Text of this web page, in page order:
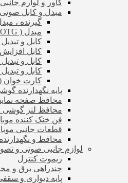
کاور و لوازم
مبدل و کابل
گیرنده ،
مبدل ( OTG )
کابل و تبدیل AUX
کابل
کابل و تبدیل OTG
کابل و تبدیل HDMI
کارت خوان
پایه نگهدارنده
محافظ صفحه
محافظ لنز گوشی
فن خنک کننده
قطعات جانبی
محافظ و
لوازم جانبی صوتی و
ریموت کنترل
چندراهی برق و
پایه دیواری و